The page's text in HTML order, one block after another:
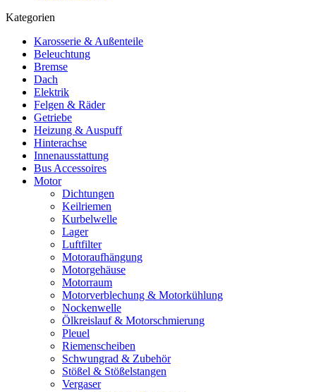
Kategorien
Karosserie & Außenteile
Beleuchtung
Bremse
Dach
Elektrik
Felgen & Räder
Getriebe
Heizung & Auspuff
Hinterachse
Innenausstattung
Bus Accessoires
Motor
Dichtungen
Keilriemen
Kurbelwelle
Lager
Luftfilter
Motoraufhängung
Motorgehäuse
Motorraum
Motorverblechung & Motorkühlung
Nockenwelle
Ölkreislauf & Motorschmierung
Pleuel
Riemenscheiben
Schwungrad & Zubehör
Stößel & Stößelstangen
Vergaser